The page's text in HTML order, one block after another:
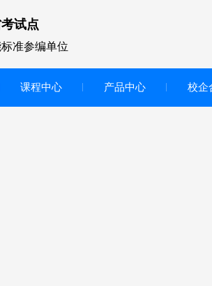
试点
准参编单位
课程中心 产品中心 校企